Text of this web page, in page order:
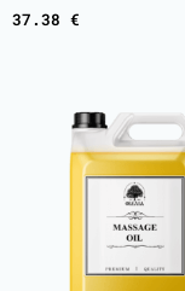
37.38 €